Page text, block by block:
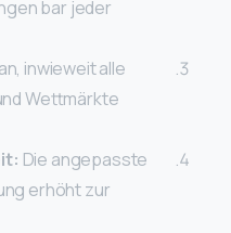
bar jeder
inwieweit alle
Wettmärkte
Die angepasste
erhöht zur